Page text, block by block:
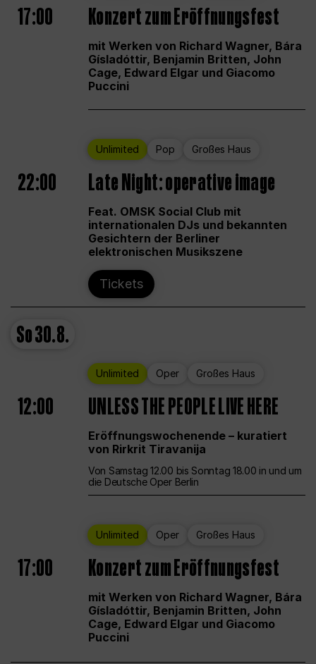
17:00 Konzert zum Eröffnungsfest
mit Werken von Richard Wagner, Bára
Gísladóttir, Benjamin Britten, John
Cage, Edward Elgar und Giacomo
Puccini
Unlimited Pop Großes Haus
22:00 Late Night: operative image
Feat. OMSK Social Club mit
internationalen DJs und bekannten
Gesichtern der Berliner
elektronischen Musikszene
Tickets
So30.8.
Unlimited Oper Großes Haus
12:00 UNLESS THE PEOPLE LIVE HERE
Eröffnungswochenende – kuratiert
von Rirkrit Tiravanija
Von Samstag 12.00 bis Sonntag 18.00 in und um
die Deutsche Oper Berlin
Unlimited Oper Großes Haus
17:00 Konzert zum Eröffnungsfest
mit Werken von Richard Wagner, Bára
Gísladóttir, Benjamin Britten, John
Cage, Edward Elgar und Giacomo
Puccini